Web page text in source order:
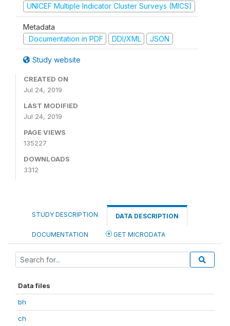
UNICEF Multiple Indicator Cluster Surveys (MICS)
Metadata
Documentation in PDF
DDI/XML JSON
Study website
CREATED ON
Jul 24, 2019
LAST MODIFIED
Jul 24, 2019
PAGE VIEWS
135227
DOWNLOADS
3312
STUDY DESCRIPTION DATA DESCRIPTION
DOCUMENTATION GET MICRODATA
Data files
bh
ch